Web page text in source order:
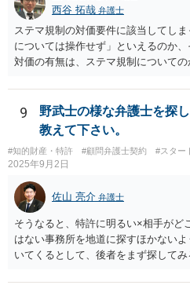
西谷 拓哉 弁護士
ステマ規制の対価要件に該当してし
については操作せず」といえるのか
対価の有無は、ステマ規制について
とを条件に割り引くサービスを提供
高評価と指示していなくても、全件
ーをさせるということになれば、結
事業者が関与していると評価され「
断される余地は残るといえるでしょう
く、自主的なレビューでなければス
るのです。 ※消費者庁のステマ規制
www.caa.go.jp/policies/policy/
ets/
照
9
野武士の様な弁護士を探
教えて下さい。
#知的財産・特許 #顧問弁護士契約 #スター
2025年9月2日
佐山 亮介 弁護士
そうなると、特許に明るい×相手がど
はない事務所を地道に探すほかない
いてくるとして、後者をまず探して